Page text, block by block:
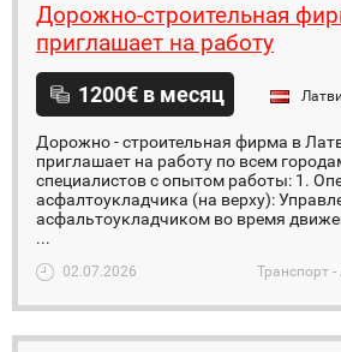
Дорожно-строительная
приглашает на работу
1200€ в месяц
Дорожно - строительная фирма в
приглашает на работу по всем
специалистов с опытом работы: 1.
асфалтоукладчика (на верху):
асфальтоукладчиком во время
...
02.07.2026 Транспорт